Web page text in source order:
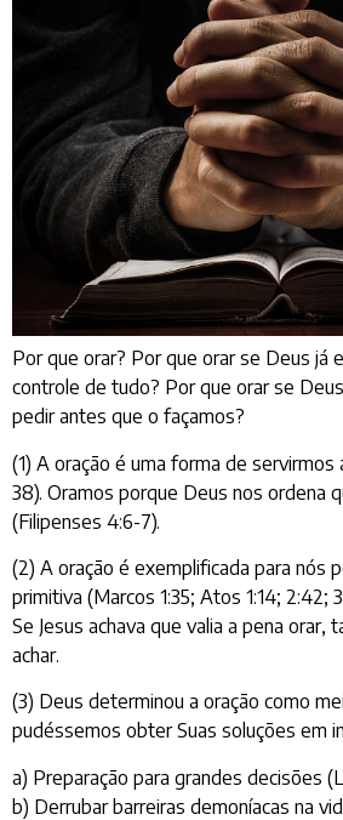
Por que orar? Por que orar se Deus já
controle de tudo? Por que orar se
pedir antes que o façamos?
(1) A oração é uma forma de servirmos
38). Oramos porque Deus nos ordena
(Filipenses 4:6-7).
(2) A oração é exemplificada para nós
primitiva (Marcos 1:35; Atos 1:14; 2:42;
Se Jesus achava que valia a pena orar,
achar.
(3) Deus determinou a oração como
pudéssemos obter Suas soluções em
a) Preparação para grandes decisões
b) Derrubar barreiras demoníacas na